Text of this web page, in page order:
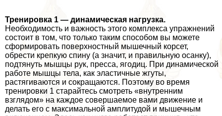
Тренировка 1 — динамическая нагрузка.
Необходимость и важность этого комплекса упражнений
состоит в том, что только таким способом вы можете
сформировать поверхностный мышечный корсет,
обрести крепкую спину (а значит, и правильную осанку),
подтянуть мышцы рук, пресса, ягoдиц. При динамической
работе мышцы тела, как эластичные жгуты,
растягиваются и сокращаются. Поэтому во время
тренировки 1 старайтесь смотреть «внутренним
взглядом» на каждое совершаемое вами движение и
делать его с максимальной амплитудой и мышечным